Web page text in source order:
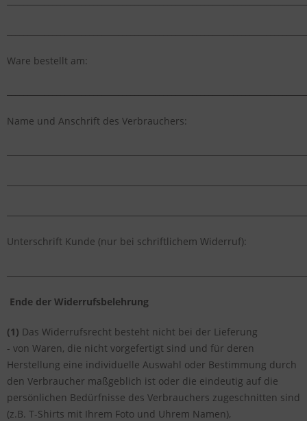
Ware bestellt am:
Name und Anschrift des Verbrauchers:
Unterschrift Kunde (nur bei schriftlichem Widerruf):
Ende der Widerrufsbelehrung
(1) Das Widerrufsrecht besteht nicht bei der Lieferung
- von Waren, die nicht vorgefertigt sind und für deren
Herstellung eine individuelle Auswahl oder Bestimmung durch
den Verbraucher maßgeblich ist oder die eindeutig auf die
persönlichen Bedürfnisse des Verbrauchers zugeschnitten sind
(z.B. T-Shirts mit Ihrem Foto und Uhrem Namen),